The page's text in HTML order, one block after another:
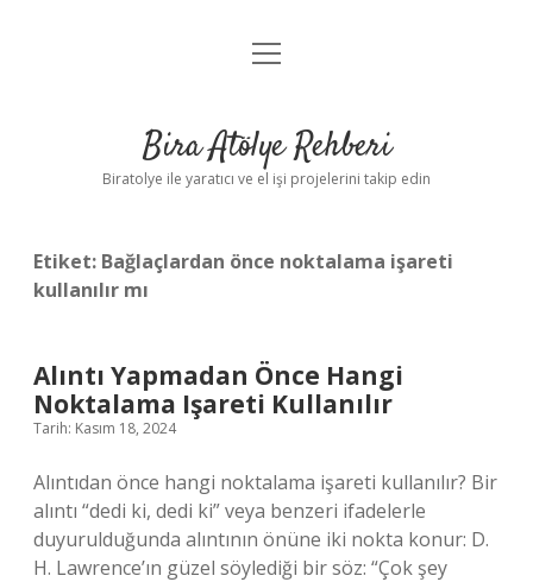
Anasayfa
Yasal Uyarı
menüyü
Bira Atölye Rehberi
Biratolye ile yaratıcı ve el işi projelerini takip edin
Etiket: Bağlaçlardan önce noktalama işareti
kullanılır mı
Alıntı Yapmadan Önce Hangi
Noktalama Işareti Kullanılır
Tarih: Kasım 18, 2024
Alıntıdan önce hangi noktalama işareti kullanılır? Bir
alıntı “dedi ki, dedi ki” veya benzeri ifadelerle
duyurulduğunda alıntının önüne iki nokta konur: D.
H. Lawrence’ın güzel söylediği bir söz: “Çok şey